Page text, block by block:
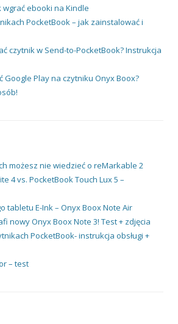
wgrać ebooki na Kindle
PocketBook – jak zainstalować i
czytnik w Send-to-PocketBook? Instrukcja
Google Play na czytniku Onyx Boox?
możesz nie wiedzieć o reMarkable 2
4 vs. PocketBook Touch Lux 5 –
tabletu E-Ink – Onyx Boox Note Air
nowy Onyx Boox Note 3! Test + zdjęcia
PocketBook- instrukcja obsługi +
– test